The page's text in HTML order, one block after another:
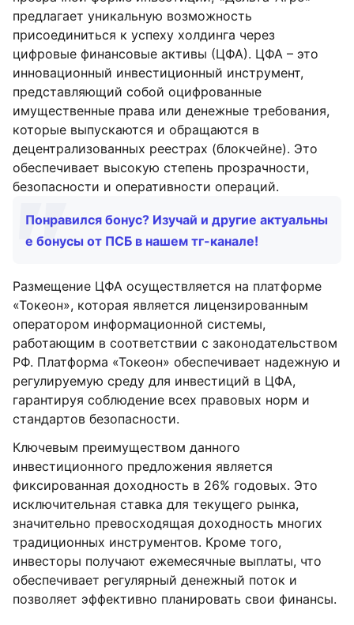
предлагает уникальную возможность
присоединиться к успеху холдинга через
цифровые финансовые активы (ЦФА). ЦФА – это
инновационный инвестиционный инструмент,
представляющий собой оцифрованные
имущественные права или денежные требования,
которые выпускаются и обращаются в
децентрализованных реестрах (блокчейне). Это
обеспечивает высокую степень прозрачности,
безопасности и оперативности операций.
Понравился бонус? Изучай и другие актуальны
е бонусы от ПСБ в нашем тг-канале!
Размещение ЦФА осуществляется на платформе
«Токеон», которая является лицензированным
оператором информационной системы,
работающим в соответствии с законодательством
РФ. Платформа «Токеон» обеспечивает надежную и
регулируемую среду для инвестиций в ЦФА,
гарантируя соблюдение всех правовых норм и
стандартов безопасности.
Ключевым преимуществом данного
инвестиционного предложения является
фиксированная доходность в 26% годовых. Это
исключительная ставка для текущего рынка,
значительно превосходящая доходность многих
традиционных инструментов. Кроме того,
инвесторы получают ежемесячные выплаты, что
обеспечивает регулярный денежный поток и
позволяет эффективно планировать свои финансы.